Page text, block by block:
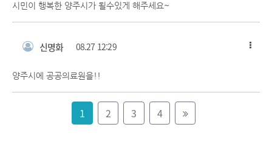
시민이 행복한 양주시가 될수있게 해주세요~
신명화 08.27 12:29
양주시에 공공의료원을!!
1 2 3 4